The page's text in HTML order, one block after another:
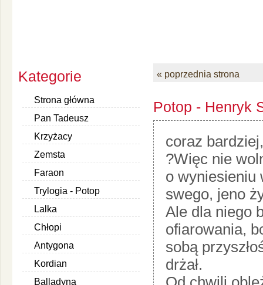
Kategorie
Strona główna
Pan Tadeusz
Krzyżacy
Zemsta
Faraon
Trylogia - Potop
Lalka
Chłopi
Antygona
Kordian
Balladyna
« poprzednia strona
Potop - Henryk
coraz
?Więc nie
o wyniesieniu
swego, jeno
Ale dla niego
ofiarowania,
sobą
drżał.